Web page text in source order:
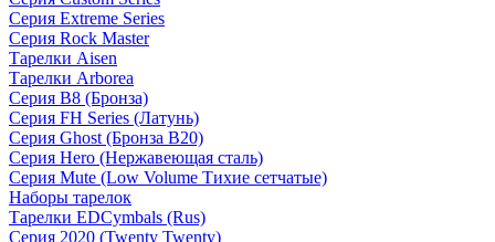
Серия Extreme Series
Серия Rock Master
Тарелки Aisen
Тарелки Arborea
Серия B8 (Бронза)
Серия FH Series (Латунь)
Серия Ghost (Бронза B20)
Серия Hero (Нержавеющая сталь)
Серия Mute (Low Volume Тихие сетчатые)
Наборы тарелок
Тарелки EDCymbals (Rus)
Серия 2020 (Twenty Twenty)